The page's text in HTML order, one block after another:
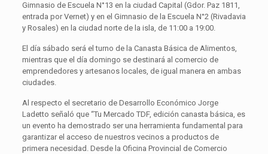
Gimnasio de Escuela N°13 en la ciudad Capital (Gdor. Paz 1811,
entrada por Vernet) y en el Gimnasio de la Escuela N°2 (Rivadavia
y Rosales) en la ciudad norte de la isla, de 11:00 a 19:00.
El día sábado será el turno de la Canasta Básica de Alimentos,
mientras que el día domingo se destinará al comercio de
emprendedores y artesanos locales, de igual manera en ambas
ciudades.
Al respecto el secretario de Desarrollo Económico Jorge
Ladetto señaló que “Tu Mercado TDF, edición canasta básica, es
un evento ha demostrado ser una herramienta fundamental para
garantizar el acceso de nuestros vecinos a productos de
primera necesidad. Desde la Oficina Provincial de Comercio